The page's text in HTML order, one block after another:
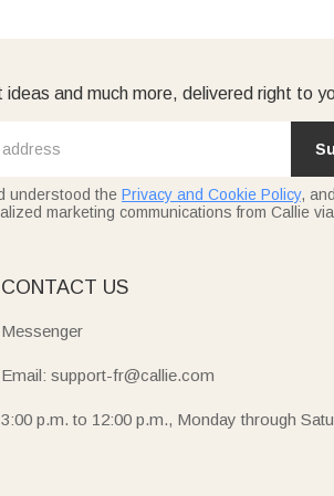
ideas and much more, delivered right to
understood the Privacy and Cookie Policy,
marketing communications from Callie
CONTACT US
Messenger
Email: support-fr@callie.com
3:00 p.m. to 12:00 p.m., Monday through